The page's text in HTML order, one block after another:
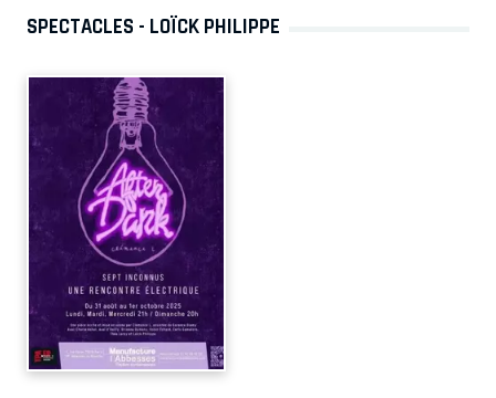
SPECTACLES - LOÏCK PHILIPPE